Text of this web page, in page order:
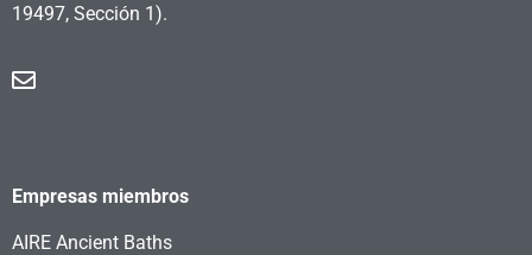
19497, Sección 1).
Empresas miembros
AIRE Ancient Baths